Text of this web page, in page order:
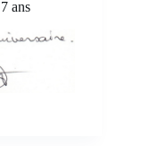
ans